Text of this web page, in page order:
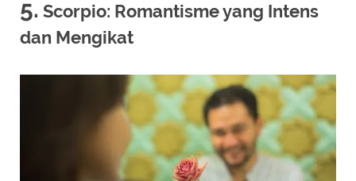
5. Scorpio: Romantisme yang Intens
dan Mengikat